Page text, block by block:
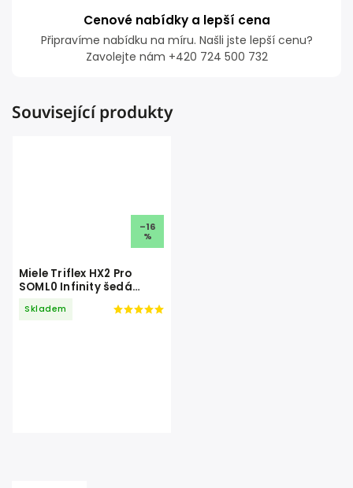
Cenové nabídky a lepší cena
Připravíme nabídku na míru. Našli jste lepší cenu?
Zavolejte nám +420 724 500 732
Související produkty
–16
%
Miele Triflex HX2 Pro
SOML0 Infinity šedá
Skladem